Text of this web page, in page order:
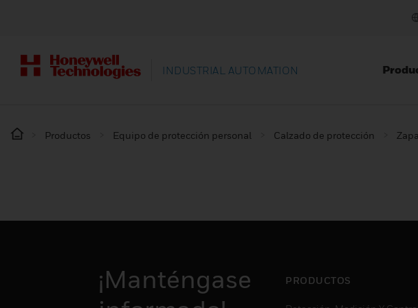
INDUSTRIAL AUTOMATION
Productos Equipo de protección personal Calzado de protección
¡Manténgase
PRODUCTOS